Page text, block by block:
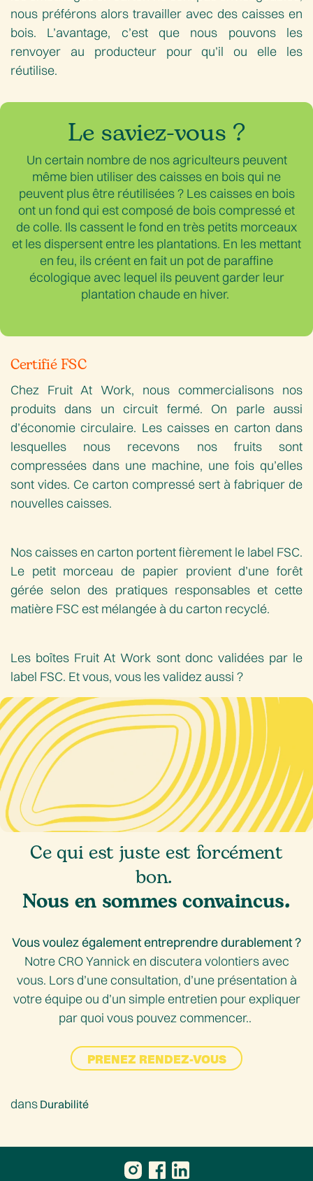
nous préférons alors travailler avec des caisses en
bois. L’avantage, c’est que nous pouvons les
renvoyer au producteur pour qu’il ou elle les
réutilise.
Le saviez-vous ?
Un certain nombre de nos agriculteurs peuvent
même bien utiliser des caisses en bois qui ne
peuvent plus être réutilisées ? Les caisses en bois
ont un fond qui est composé de bois compressé et
de colle. Ils cassent le fond en très petits morceaux
et les dispersent entre les plantations. En les mettant
en feu, ils créent en fait un pot de paraffine
écologique avec lequel ils peuvent garder leur
plantation chaude en hiver.
Certifié FSC
Chez Fruit At Work, nous commercialisons nos
produits dans un circuit fermé. On parle aussi
d’économie circulaire. Les caisses en carton dans
lesquelles nous recevons nos fruits sont
compressées dans une machine, une fois qu’elles
sont vides. Ce carton compressé sert à fabriquer de
nouvelles caisses.
Nos caisses en carton portent fièrement le label FSC.
Le petit morceau de papier provient d’une forêt
gérée selon des pratiques responsables et cette
matière FSC est mélangée à du carton recyclé.
Les boîtes Fruit At Work sont donc validées par le
label FSC. Et vous, vous les validez aussi ?
Ce qui est juste est forcément
bon.
Nous en sommes convaincus.
Vous voulez également entreprendre durablement ?
Notre CRO Yannick en discutera volontiers avec
vous. Lors d’une consultation, d’une présentation à
votre équipe ou d’un simple entretien pour expliquer
par quoi vous pouvez commencer..
PRENEZ RENDEZ-VOUS
dans Durabilité